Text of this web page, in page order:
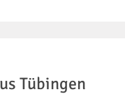
Tübingen